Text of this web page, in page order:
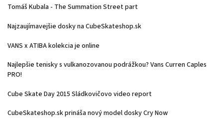
Tomáš Kubala - The Summation Street part
Najzaujímavejšie dosky na CubeSkateshop.sk
VANS x ATIBA kolekcia je online
Najlepšie tenisky s vulkanozovanou podrážkou? Vans Curren Caples
PRO!
Cube Skate Day 2015 Sládkovičovo video report
CubeSkateshop.sk prináša nový model dosky Cry Now